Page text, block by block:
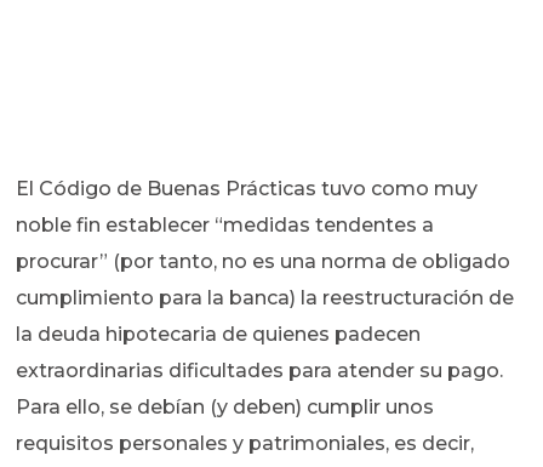
El Código de Buenas Prácticas tuvo como muy
noble fin establecer “medidas tendentes a
procurar” (por tanto, no es una norma de obligado
cumplimiento para la banca) la reestructuración de
la deuda hipotecaria de quienes padecen
extraordinarias dificultades para atender su pago.
Para ello, se debían (y deben) cumplir unos
requisitos personales y patrimoniales, es decir,